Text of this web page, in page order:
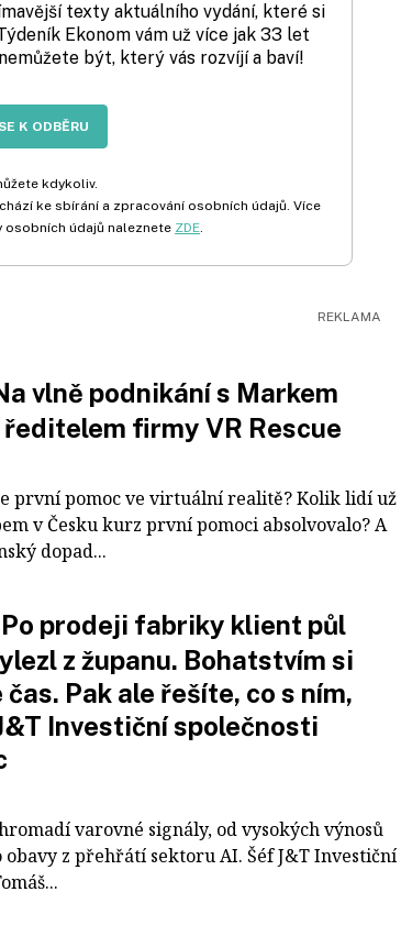
texty aktuálního vydání, které si
Ekonom vám už více jak 33 let
být, který vás rozvíjí a baví!
K ODBĚRU
kdykoliv.
ke sbírání a zpracování osobních údajů. Více
údajů naleznete ZDE.
vlně podnikání s Markem
firmy VR Rescue
první pomoc ve virtuální realitě? Kolik lidí už
v Česku kurz první pomoci absolvovalo? A
dopad...
Po prodeji fabriky klient půl
z županu. Bohatstvím si
Pak ale řešíte, co s ním,
Investiční společnosti
varovné signály, od vysokých výnosů
obavy z přehřátí sektoru AI. Šéf J&T Investiční